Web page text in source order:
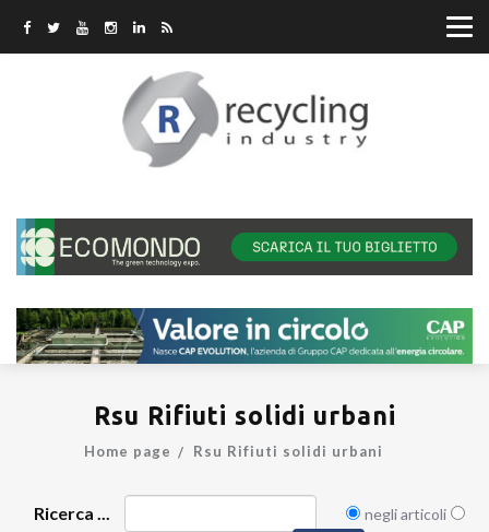
Rsu Rifiuti solidi urbani
Home page Rsu Rifiuti solidi urbani
Ricerca ...
negli articoli